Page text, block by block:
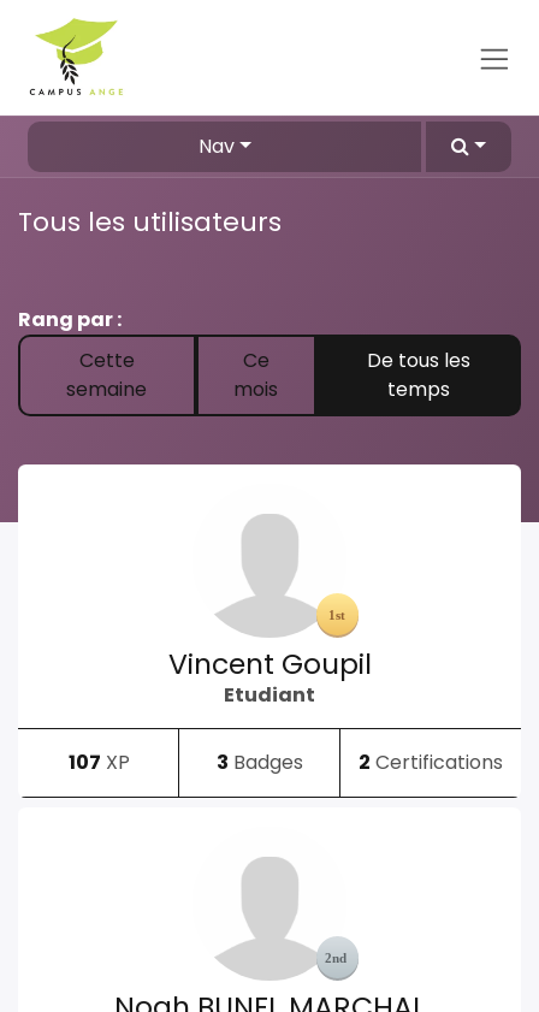
Se rendre au contenu
Nav
Tous les utilisateurs
Rang par :
Cette
semaine
Ce
mois
De tous les
temps
Vincent Goupil
Etudiant
107 XP 3 Badges 2 Certifications